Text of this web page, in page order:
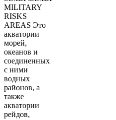
MILITARY
RISKS
AREAS Это
акватории
морей,
океанов и
соединенных
с ними
водных
районов, а
также
акватории
рейдов,